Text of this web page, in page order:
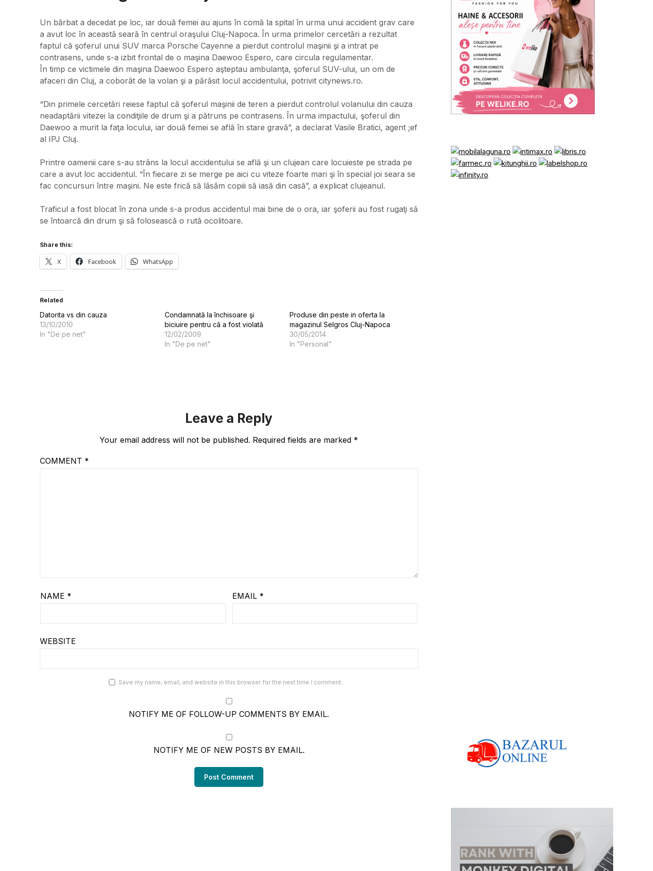
Un bărbat a decedat pe loc, iar două femei au ajuns în comă la spital în urma unui accident grav care
a avut loc în această seară în centrul oraşului Cluj-Napoca. În urma primelor cercetări a rezultat
faptul că şoferul unui SUV marca Porsche Cayenne a pierdut controlul maşinii şi a intrat pe
contrasens, unde s-a izbit frontal de o maşina Daewoo Espero, care circula regulamentar.
În timp ce victimele din maşina Daewoo Espero aşteptau ambulanţa, şoferul SUV-ului, un om de
afaceri din Cluj, a coborât de la volan şi a părăsit locul accidentului, potrivit citynews.ro.
“Din primele cercetări reiese faptul că şoferul maşinii de teren a pierdut controlul volanului din cauza
neadaptării vitezei la condiţiile de drum şi a pătruns pe contrasens. În urma impactului, şoferul din
Daewoo a murit la faţa locului, iar două femei se află în stare gravă”, a declarat Vasile Bratici, agent ;ef
al IPJ Cluj.
Printre oamenii care s-au strâns la locul accidentului se află şi un clujean care locuieste pe strada pe
care a avut loc accidentul. “În fiecare zi se merge pe aici cu viteze foarte mari şi în special joi seara se
fac concursuri între maşini. Ne este frică să lăsăm copiii să iasă din casă”, a explicat clujeanul.
Traficul a fost blocat în zona unde s-a produs accidentul mai bine de o ora, iar şoferii au fost rugaţi să
se întoarcă din drum şi să folosească o rută ocolitoare.
Share this:
X Facebook WhatsApp
Related
Datorita vs din cauza
13/10/2010
In "De pe net"
Condamnată la închisoare şi
biciuire pentru că a fost violată
12/02/2009
In "De pe net"
Produse din peste in oferta la
magazinul Selgros Cluj-Napoca
30/05/2014
In "Personal"
Leave a Reply
Your email address will not be published. Required fields are marked *
COMMENT *
NAME * EMAIL *
WEBSITE
Save my name, email, and website in this browser for the next time I comment.
NOTIFY ME OF FOLLOW-UP COMMENTS BY EMAIL.
NOTIFY ME OF NEW POSTS BY EMAIL.